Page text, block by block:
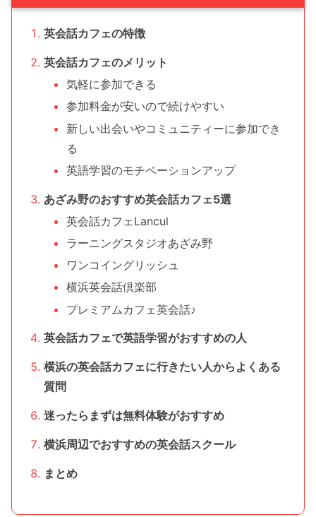
英会話カフェの特徴
英会話カフェのメリット
気軽に参加できる
参加料金が安いので続けやすい
新しい出会いやコミュニティーに参加でき
る
英語学習のモチベーションアップ
あざみ野のおすすめ英会話カフェ5選
英会話カフェLancul
ラーニングスタジオあざみ野
ワンコイングリッシュ
横浜英会話倶楽部
プレミアムカフェ英会話♪
英会話カフェで英語学習がおすすめの人
横浜の英会話カフェに行きたい人からよくある
質問
迷ったらまずは無料体験がおすすめ
横浜周辺でおすすめの英会話スクール
まとめ